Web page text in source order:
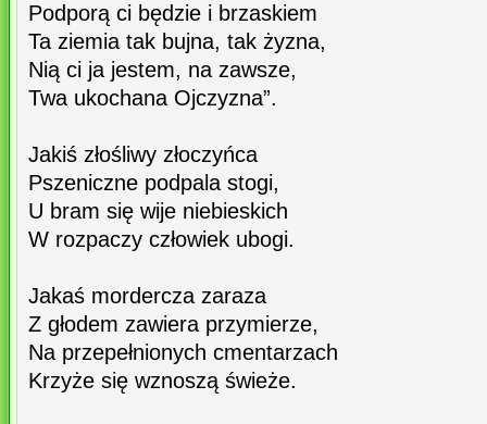
Podporą ci będzie i brzaskiem
Ta ziemia tak bujna, tak żyzna,
Nią ci ja jestem, na zawsze,
Twa ukochana Ojczyzna”.
Jakiś złośliwy złoczyńca
Pszeniczne podpala stogi,
U bram się wije niebieskich
W rozpaczy człowiek ubogi.
Jakaś mordercza zaraza
Z głodem zawiera przymierze,
Na przepełnionych cmentarzach
Krzyże się wznoszą świeże.